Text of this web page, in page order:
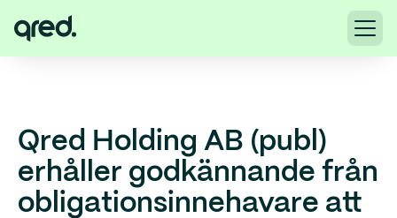
Qred Holding AB (publ)
erhåller godkännande från
obligationsinnehavare att